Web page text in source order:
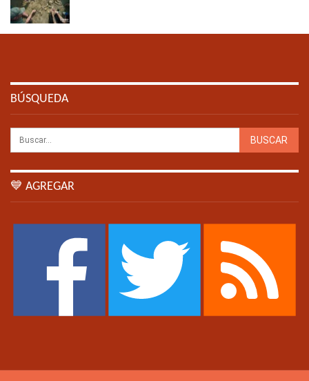
BÚSQUEDA
💙 AGREGAR